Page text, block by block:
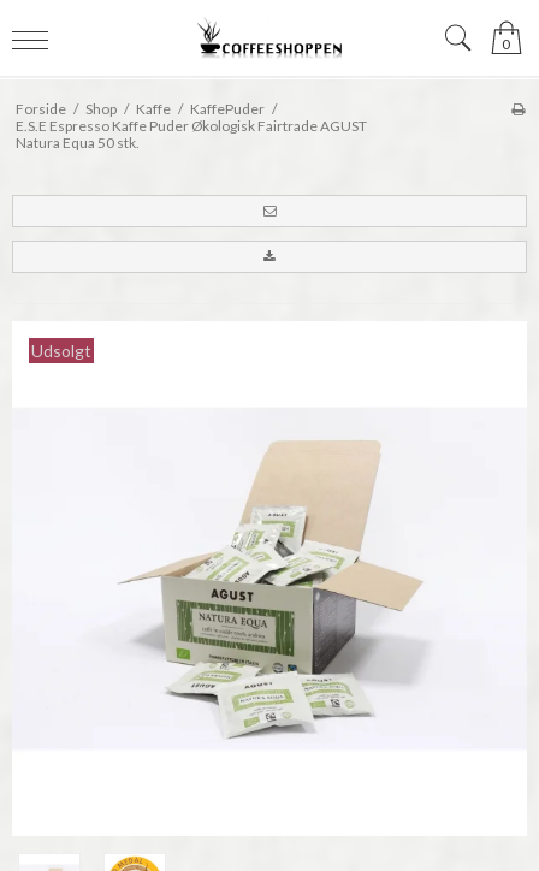
0
Forside / Shop / Kaffe / KaffePuder /
E.S.E Espresso Kaffe Puder Økologisk Fairtrade AGUST
Natura Equa 50 stk.
Udsolgt